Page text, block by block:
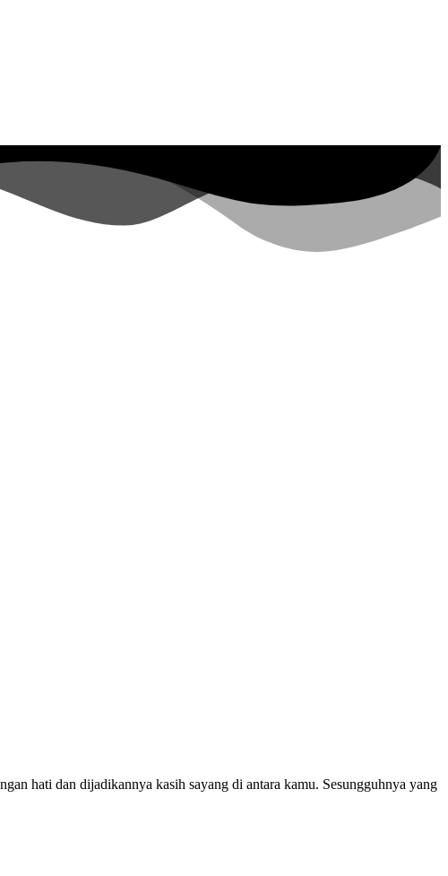
hati dan dijadikannya kasih sayang di antara kamu. Sesungguhnya yang